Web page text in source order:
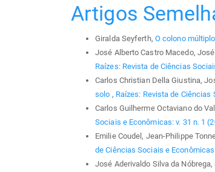
Artigos
Giralda Seyferth, O colono múltiplo
José Alberto Castro Macedo,
Raízes: Revista de Ciências
Carlos Christian Della Giustina,
solo , Raízes: Revista de Ciências
Carlos Guilherme Octaviano do
Sociais e Econômicas: v. 31 n. 1
Emilie Coudel, Jean-Philippe
de Ciências Sociais e
José Aderivaldo Silva da